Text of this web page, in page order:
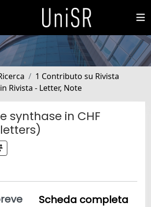
1 Contributo su Rivista
Rivista - Letter, Note
synthase in CHF
Scheda completa